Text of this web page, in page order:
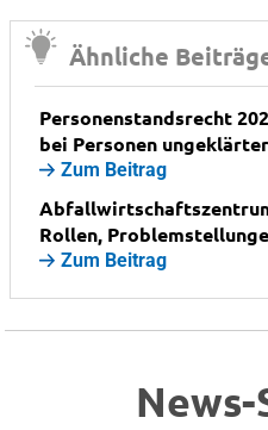
Ähnliche
Personenstandsrecht
bei Personen
Zum Beitrag
Rollen,
Zum Beitrag